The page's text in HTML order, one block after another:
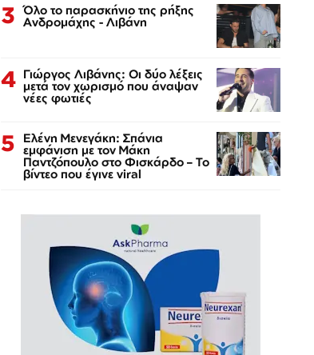
3 Όλο το παρασκήνιο της ρήξης
Ανδρομάχης - Λιβάνη
4 Γιώργος Λιβάνης: Οι δύο λέξεις
μετά τον χωρισμό που άναψαν
νέες φωτιές
5 Ελένη Μενεγάκη: Σπάνια
εμφάνιση με τον Μάκη
Παντζόπουλο στο Φισκάρδο – Το
βίντεο που έγινε viral